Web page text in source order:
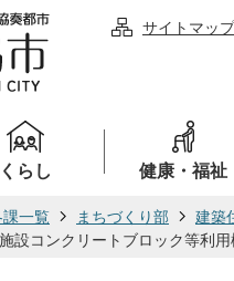
サイトマップ
くらし 健康・福祉
課一覧 まちづくり部 建築
設コンクリートブロック等利